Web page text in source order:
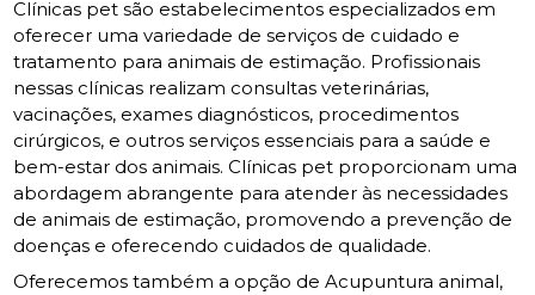
Clínicas pet são estabelecimentos especializados em
oferecer uma variedade de serviços de cuidado e
tratamento para animais de estimação. Profissionais
nessas clínicas realizam consultas veterinárias,
vacinações, exames diagnósticos, procedimentos
cirúrgicos, e outros serviços essenciais para a saúde e
bem-estar dos animais. Clínicas pet proporcionam uma
abordagem abrangente para atender às necessidades
de animais de estimação, promovendo a prevenção de
doenças e oferecendo cuidados de qualidade.
Oferecemos também a opção de Acupuntura animal,